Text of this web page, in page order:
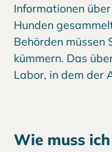
Informationen
Hunden
Behörden müssen
kümmern. Das
Labor, in dem der
Wie muss